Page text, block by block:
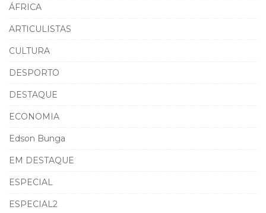
ÁFRICA
ARTICULISTAS
CULTURA
DESPORTO
DESTAQUE
ECONOMIA
Edson Bunga
EM DESTAQUE
ESPECIAL
ESPECIAL2